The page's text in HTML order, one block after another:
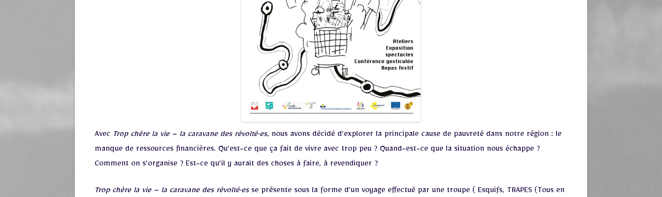
Avec Trop chère la vie – la caravane des révolté·es, nous avons décidé d’explorer la principale cause de pauvreté dans notre région : le
manque de ressources financières. Qu’est-ce que ça fait de vivre avec trop peu ? Quand-est-ce que la situation nous échappe ?
Comment on s’organise ? Est-ce qu’il y aurait des choses à faire, à revendiquer ?
Trop chère la vie – la caravane des révolté·esse présente sous la forme d’un voyage effectué par une troupe ( Esquifs, TRAPES (Tous en